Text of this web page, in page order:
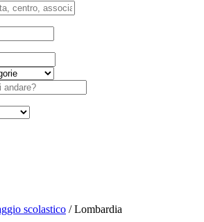
scolastico / Lombardia